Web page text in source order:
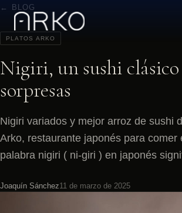
← BLOG
PLATOS ARKO
Nigiri, un sushi
sorpresas
Nigiri variados y mejor arroz de sushi
Arko, restaurante japonés para comer
palabra nigiri ( ni-giri ) en japonés
Joaquín Sánchez11 de marzo de 2025